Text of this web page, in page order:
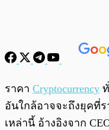
พร้อมเล่น
ราคา Cryptocurrency
อันใกล้อาจจะถึงยุคที่ร
เหล่านี้ อ้างอิงจาก